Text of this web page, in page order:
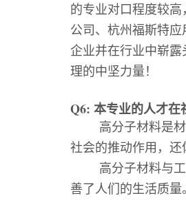
的专业对口程度较
公司、杭州福斯特
企业并在行业中崭
理的中坚力量！
Q6: 本专业的人才在
高分子材料是
社会的推动作用，
高分子材料与
善了人们的生活质